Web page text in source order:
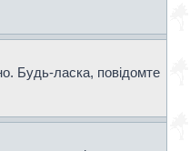
Будь-ласка, повідомте